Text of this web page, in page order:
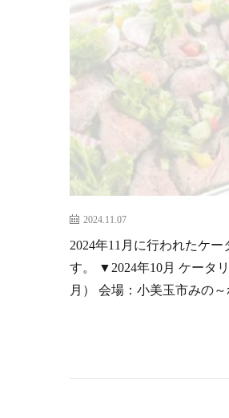
2024.11.07
2024年11月に行われたケ
す。 ▼2024年10月 ケータ
月） 会場：小美玉市みの